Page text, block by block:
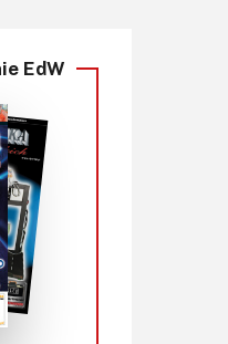
EdW